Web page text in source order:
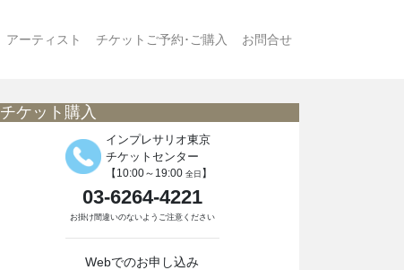
アーティスト チケットご予約･ご購入 お問合せ
チケット購入
インプレサリオ東京
チケットセンター
【10:00～19:00 全日 】
03-6264-4221
お掛け間違いのないようご注意ください
Webでのお申し込み